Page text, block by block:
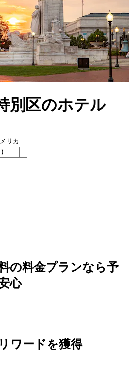
別区のホテル
の料金プランなら予
心
ワードを獲得